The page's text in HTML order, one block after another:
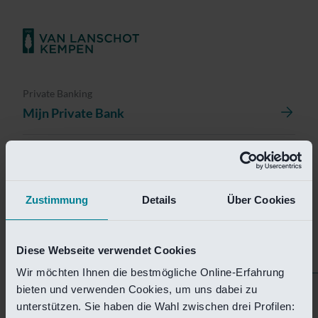
Zustimmung Details Über Cookies
Diese Webseite verwendet Cookies
Wir möchten Ihnen die bestmögliche Online-Erfahrung
bieten und verwenden Cookies, um uns dabei zu
unterstützen. Sie haben die Wahl zwischen drei Profilen:
Private Banking
Mijn Private Bank
Helaas is deze pagina